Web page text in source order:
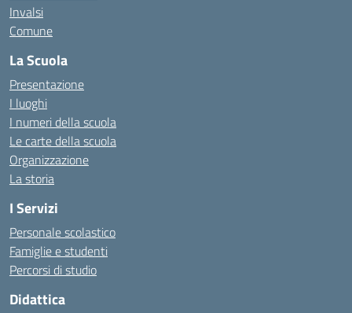
Invalsi
Comune
La Scuola
Presentazione
I luoghi
I numeri della scuola
Le carte della scuola
Organizzazione
La storia
I Servizi
Personale scolastico
Famiglie e studenti
Percorsi di studio
Didattica